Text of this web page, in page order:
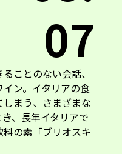
07
ことのない会話、
ン。イタリアの食
まう、さまざまな
、長年イタリアで
の素「ブリオスキ